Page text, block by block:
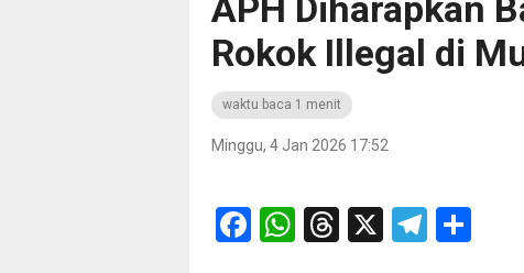
APH Diharapkan
Rokok Illegal di
waktu baca 1 menit
Minggu, 4 Jan 2026 17:52
Facebook
WhatsApp
Threads
X